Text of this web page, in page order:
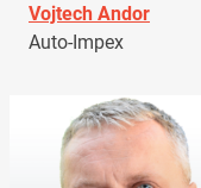
Vojtech Andor
Auto-Impex